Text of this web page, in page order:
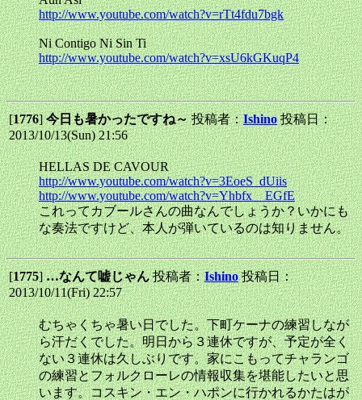
http://www.youtube.com/watch?v=rTt4fdu7bgk
Ni Contigo Ni Sin Ti
http://www.youtube.com/watch?v=xsU6kGKuqP4
[1776]今日も暑かったですね～投稿者：Ishino 投稿日：
2013/10/13(Sun) 21:56
HELLAS DE CAVOUR
http://www.youtube.com/watch?v=3EoeS_dUiis
http://www.youtube.com/watch?v=Yhbfx__EGfE
これってカブールさんの曲なんでしょうか？いかにも
な奏法ですけど、本人が弾いているのは知りません。
[1775]…なんて嘘じゃん投稿者：Ishino 投稿日：
2013/10/11(Fri) 22:57
むちゃくちゃ暑い日でした。下町ケーナの練習しなが
ら汗だくでした。明日から３連休ですが、予定が全く
ない３連休は久しぶりです。家にこもってチャランゴ
の練習とフォルクローレの情報収集を堪能したいと思
います。コスキン・エン・ハポンに行かれるかたはが